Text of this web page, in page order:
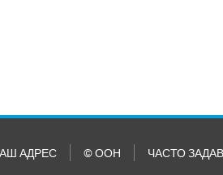
АДРЕС © ООН ЧАСТО